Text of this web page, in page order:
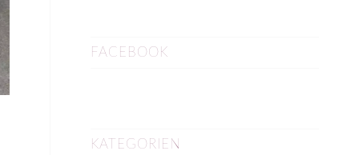
FACEBOOK
KATEGORIEN